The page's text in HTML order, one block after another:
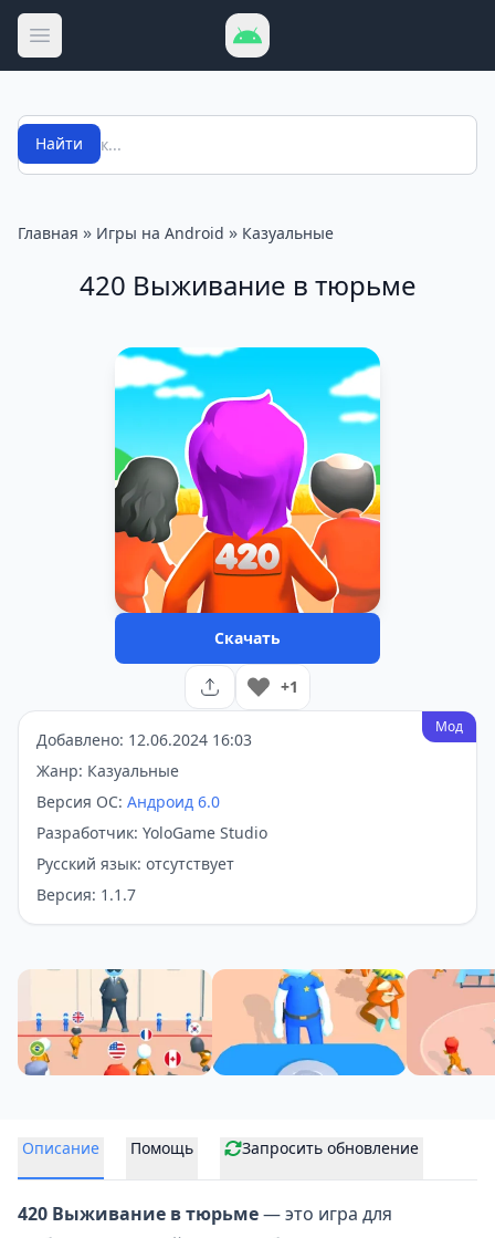
Открыть меню
Поиск
Найти
Главная » Игры на Android » Казуальные
420 Выживание в тюрьме
Скачать
+1
Мод
Добавлено: 12.06.2024 16:03
Жанр: Казуальные
Версия ОС: Андроид 6.0
Разработчик: YoloGame Studio
Русский язык: отсутствует
Версия: 1.1.7
Описание Помощь Запросить обновление
420 Выживание в тюрьме— это игра для